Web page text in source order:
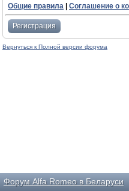
Общие правила
Соглашение о
Регистрация
Вернуться к Полной версии форума
Форум Alfa Romeo в Беларуси